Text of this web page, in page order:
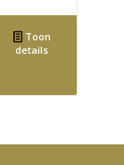
Toon
details